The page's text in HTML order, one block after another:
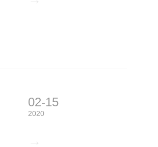
02-15
2020